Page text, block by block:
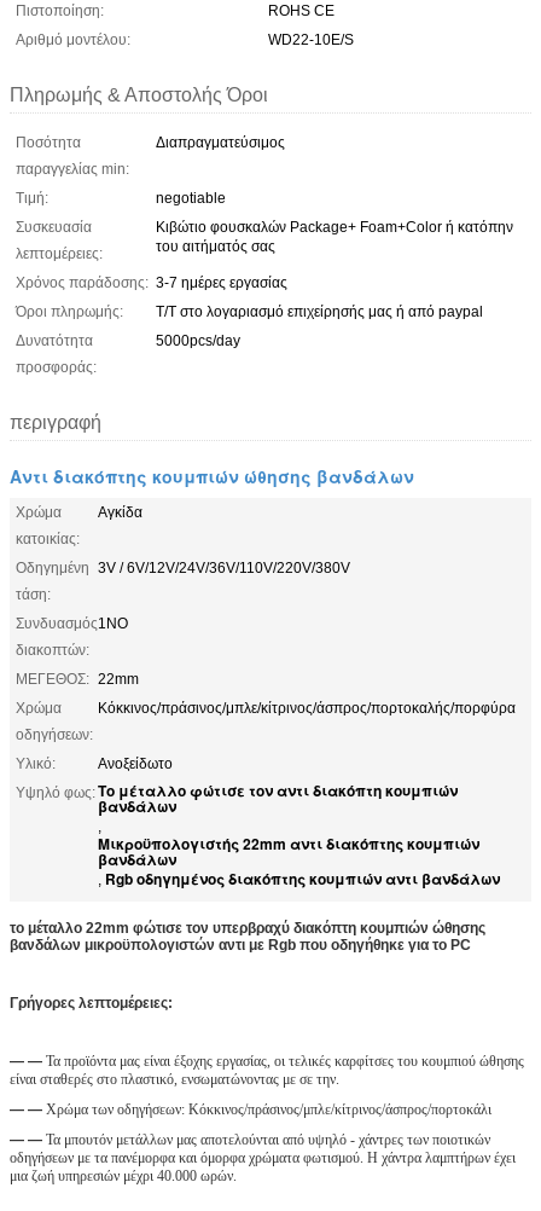
Πιστοποίηση:
ROHS CE
Αριθμό μοντέλου:
WD22-10E/S
Πληρωμής & Αποστολής Όροι
Ποσότητα
παραγγελίας min:
Διαπραγματεύσιμος
Τιμή:
negotiable
Συσκευασία
λεπτομέρειες:
Κιβώτιο φουσκαλών Package+ Foam+Color ή κατόπην
του αιτήματός σας
Χρόνος παράδοσης: 3-7 ημέρες εργασίας
Όροι πληρωμής:
T/T στο λογαριασμό επιχείρησής μας ή από paypal
Δυνατότητα
προσφοράς:
5000pcs/day
περιγραφή
Αντι διακόπτης κουμπιών ώθησης βανδάλων
Χρώμα
κατοικίας:
Αγκίδα
Οδηγημένη
τάση:
3V / 6V/12V/24V/36V/110V/220V/380V
Συνδυασμός
διακοπτών:
1NO
ΜΕΓΕΘΟΣ: 22mm
Χρώμα
οδηγήσεων:
Κόκκινος/πράσινος/μπλε/κίτρινος/άσπρος/πορτοκαλής/πορφύρα
Υλικό:
Ανοξείδωτο
Υψηλό φως:Το μέταλλο φώτισε τον αντι διακόπτη κουμπιών
βανδάλων
,
Μικροϋπολογιστής 22mm αντι διακόπτης κουμπιών
βανδάλων
, Rgb οδηγημένος διακόπτης κουμπιών αντι βανδάλων
το μέταλλο 22mm φώτισε τον υπερβραχύ διακόπτη κουμπιών ώθησης
βανδάλων μικροϋπολογιστών αντι με Rgb που οδηγήθηκε για το PC
Γρήγορες λεπτομέρειες:
— — Τα προϊόντα μας είναι έξοχης εργασίας, οι τελικές καρφίτσες του κουμπιού ώθησης
είναι σταθερές στο πλαστικό, ενσωματώνοντας με σε την.
— — Χρώμα των οδηγήσεων: Κόκκινος/πράσινος/μπλε/κίτρινος/άσπρος/πορτοκάλι
— — Τα μπουτόν μετάλλων μας αποτελούνται από υψηλό - χάντρες των ποιοτικών
οδηγήσεων με τα πανέμορφα και όμορφα χρώματα φωτισμού. Η χάντρα λαμπτήρων έχει
μια ζωή υπηρεσιών μέχρι 40.000 ωρών.